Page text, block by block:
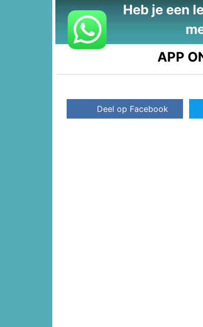
Heb je een
APP
Deel op Facebook